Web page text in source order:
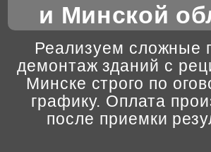
ЦЕНЫ
О НАС
ОТЗЫВЫ
КОНТАКТЫ
и Минской
Реализуем сложные
демонтаж зданий с
Минске строго по
графику. Оплата
после приемки